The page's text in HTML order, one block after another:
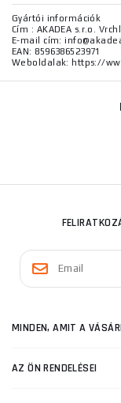
Gyártói információk
Cím : AKADEA s.r.o.
E-mail cím:
EAN: 8596386523971
Weboldalak: https://
MINDEN, AMIT A
AZ ÖN RENDELÉSEI